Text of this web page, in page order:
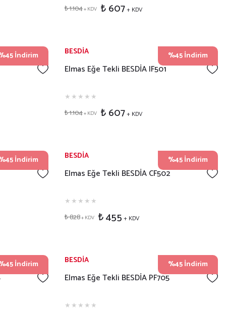
₺ 1.104+ KDV ₺ 607+ KDV
İndirim %45 İndirim
BESDİA
Elmas Eğe Tekli BESDİA IF501
₺ 1.104+ KDV ₺ 607+ KDV
İndirim %45 İndirim
BESDİA
Elmas Eğe Tekli BESDİA CF502
₺ 828+ KDV ₺ 455 + KDV
İndirim %45 İndirim
BESDİA
Elmas Eğe Tekli BESDİA PF705